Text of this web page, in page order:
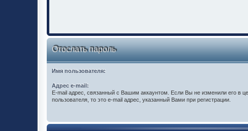
Отослать пароль
Имя пользователя:
Адрес e-mail:
E-mail адрес, связанный с Вашим аккаунтом. Если Вы не изменили его в
пользователя, то это e-mail адрес, указанный Вами при регистрации.